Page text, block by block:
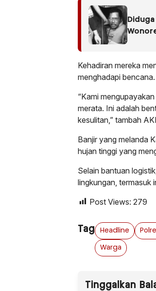
Kehadiran mereka
menghadapi bencana.
“Kami
merata. Ini adalah
kesulitan,” tambah
Banjir yang melanda
hujan tinggi yang
Selain bantuan
lingkungan, termasuk
Post Views: 279
Tag Headline
Warga
Tinggalkan